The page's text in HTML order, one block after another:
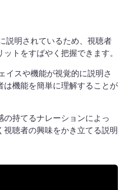
説明されているため、視聴者
トをすばやく把握できます。
イスや機能が視覚的に説明さ
は機能を簡単に理解することが
の持てるナレーションによっ
視聴者の興味をかき立てる説明